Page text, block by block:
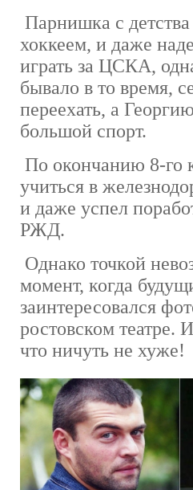
Парнишка с детства
хоккеем, и даже
играть за ЦСКА,
бывало в то время,
переехать, а
большой спорт.
По окончанию 8-го
учиться в
и даже успел
РЖД.
Однако точкой
момент, когда
заинтересовался
ростовском театре.
что ничуть не хуже!